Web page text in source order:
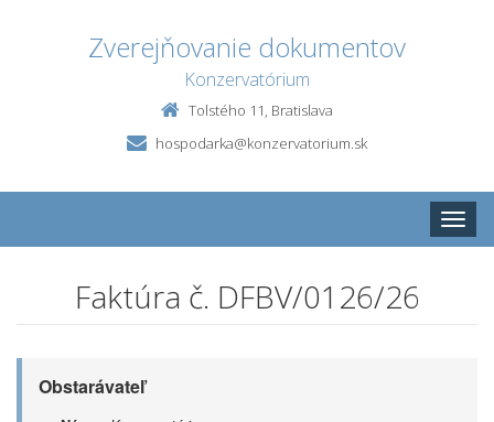
Zverejňovanie dokumentov
Konzervatórium
Tolstého 11, Bratislava
hospodarka@konzervatorium.sk
Toggle
Faktúra č. DFBV/0126/26
Obstarávateľ